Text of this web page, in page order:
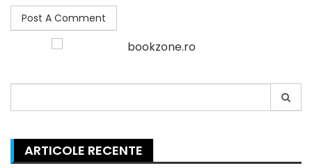
for:
ARTICOLE RECENTE